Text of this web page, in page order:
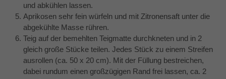
und abkühlen lassen.
Aprikosen sehr fein würfeln und mit Zitronensaft unter die
abgekühlte Masse rühren.
Teig auf der bemehlten Teigmatte durchkneten und in 2
gleich große Stücke teilen. Jedes Stück zu einem Streifen
ausrollen (ca. 50 x 20 cm). Mit der Füllung bestreichen,
dabei rundum einen großzügigen Rand frei lassen, ca. 2